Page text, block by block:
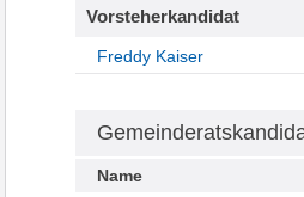
Vorsteherkandidat
Freddy Kaiser
Name